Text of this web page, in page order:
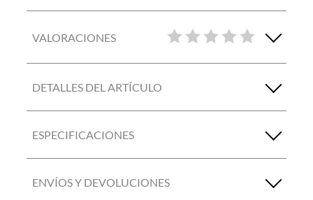
VALORACIONES
DETALLES DEL ARTÍCULO
ESPECIFICACIONES
ENVÍOS Y DEVOLUCIONES